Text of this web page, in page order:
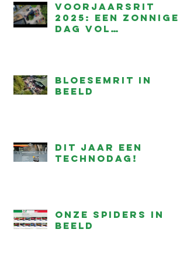
Voorjaarsrit
2025: een zonnige
dag vol
Bloesemrit in
beeld
Dit jaar een
technodag!
onze Spiders in
beeld